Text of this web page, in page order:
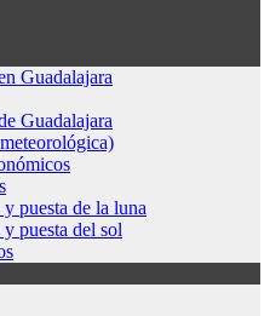
Guadalajara
Guadalajara
puesta de la luna
puesta del sol